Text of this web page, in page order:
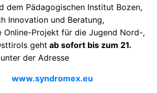
dem Pädagogischen Institut Bozen,
Innovation und Beratung,
Online-Projekt für die Jugend Nord-,
geht ab sofort bis zum 21.
unter der Adresse
www.syndromex.eu